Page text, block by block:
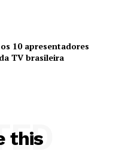
10 apresentadores
TV brasileira
this